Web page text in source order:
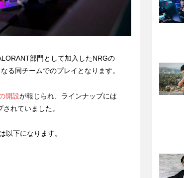
部門として加入したNRGの
る同チームでのプレイとなります。
開設が報じられ、ラインナップには
れていました。
以下になります。